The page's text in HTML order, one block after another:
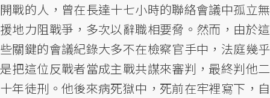
開戰的人，曾在長達十七小時的聯絡會議中孤立無
援地力阻戰爭，多次以辭職相要脅。然而，由於這
些關鍵的會議紀錄大多不在檢察官手中，法庭幾乎
是把這位反戰者當成主戰共謀來審判，最終判他二
十年徒刑。他後來病死獄中，死前在牢裡寫下，自